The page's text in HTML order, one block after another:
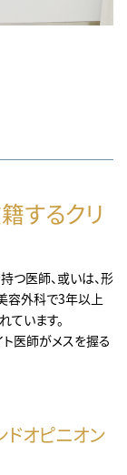
するクリ
つ医師、或いは、形
容外科で3年以上
います。
医師がメスを握る
オピニオン